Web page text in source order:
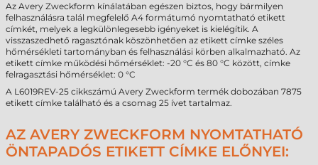
Az Avery Zweckform kínálatában egészen biztos, hogy bármilyen
felhasználásra talál megfelelő A4 formátumó nyomtatható etikett
címkét, melyek a legkülönlegesebb igényeket is kielégítik. A
visszaszedhető ragasztónak köszönhetően az etikett címke széles
hőmérsékleti tartományban és felhasználási körben alkalmazható. Az
etikett címke működési hőmérséklet: -20 °C és 80 °C között, címke
felragasztási hőmérséklet: 0 °C
A L6019REV-25 cikkszámú Avery Zweckform termék dobozában 7875
etikett címke található és a csomag 25 ívet tartalmaz.
AZ AVERY ZWECKFORM NYOMTATHATÓ
ÖNTAPADÓS ETIKETT CÍMKE ELŐNYEI: